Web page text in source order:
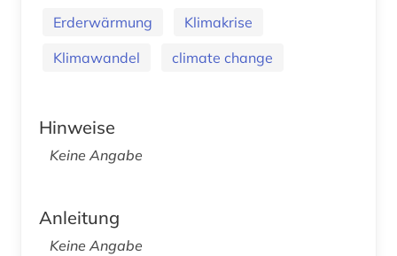
Erderwärmung
Klimakrise
Klimawandel
climate change
Hinweise
Keine Angabe
Anleitung
Keine Angabe